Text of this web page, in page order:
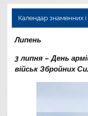
Календар знаменних
Липень
3 липня – День
військ Збройних